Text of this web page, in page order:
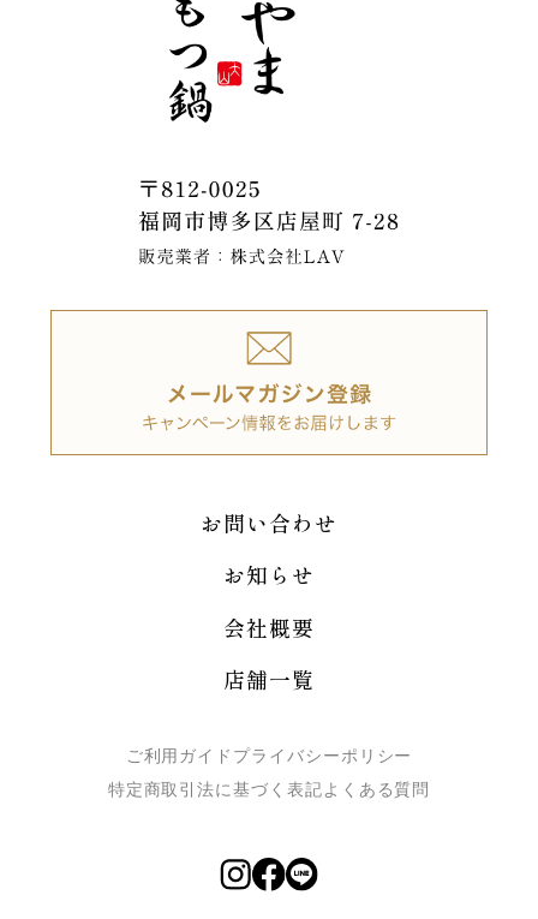
お問い合わせ
お知らせ
会社概要
店舗一覧
ご利用ガイド プライバシーポリシー
特定商取引法に基づく表記よくある質問